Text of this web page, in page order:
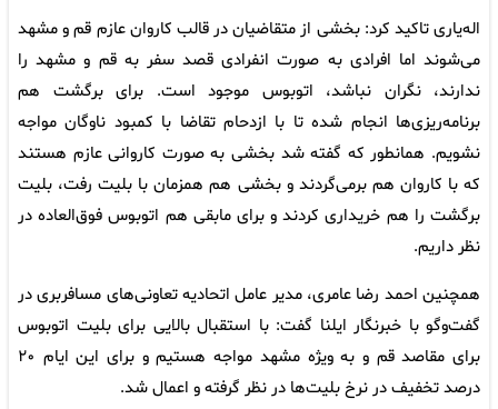
اله‌یاری تاکید کرد: بخشی از متقاضیان در قالب کاروان عازم قم و مشهد
می‌شوند اما افرادی به صورت انفرادی قصد سفر به قم و مشهد را
ندارند، نگران نباشد، اتوبوس موجود است. برای برگشت هم
برنامه‌ریزی‌ها انجام شده تا با ازدحام تقاضا با کمبود ناوگان مواجه
نشویم. همانطور که گفته شد بخشی به صورت کاروانی عازم هستند
که با کاروان هم برمی‌گردند و بخشی هم همزمان با بلیت رفت، بلیت
برگشت را هم خریداری کردند و برای مابقی هم اتوبوس فوق‌العاده در
نظر داریم.
همچنین احمد رضا عامری، مدیر عامل اتحادیه تعاونی‌های مسافربری در
گفت‌وگو با خبرنگار ایلنا گفت: با استقبال بالایی برای بلیت اتوبوس
برای مقاصد قم و به ویژه مشهد مواجه هستیم و برای این ایام ٢٠
درصد تخفیف در نرخ بلیت‌ها در نظر گرفته و اعمال شد.